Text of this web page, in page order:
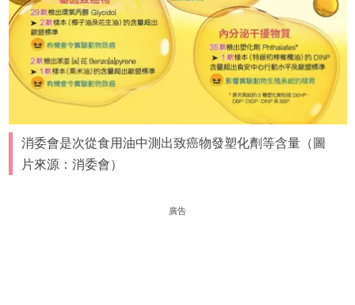
消委會是次從食用油中測出致癌物發塑化劑等含量（圖
片來源：消委會）
廣告